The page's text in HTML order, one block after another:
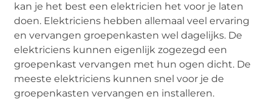
kan je het best een elektricien het voor je laten
doen. Elektriciens hebben allemaal veel ervaring
en vervangen groepenkasten wel dagelijks. De
elektriciens kunnen eigenlijk zogezegd een
groepenkast vervangen met hun ogen dicht. De
meeste elektriciens kunnen snel voor je de
groepenkasten vervangen en installeren.